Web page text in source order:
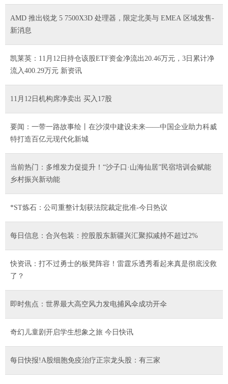
AMD 推出锐龙 5 7500X3D 处理器，限定北美与 EMEA 区域发售-
新消息
凯莱英：11月12日持仓该股ETF资金净流出20.46万元，3日累计净
流入400.29万元 新资讯
11月12日机构席净卖出 买入17股
要闻：一带一路故事绘丨在沙漠中建设未来——中国企业助力科威
特打造百亿元现代化新城
当前热门：多维发力促提升！“沙子口·山海仙居”民宿培训会赋能
乡村振兴新动能
*ST炼石：公司重整计划获法院裁定批准-今日热议
每日信息：合兴包装：控股股东新疆兴汇聚拟减持不超过2%
快资讯：打不过勇士的板凳阵容！雷霆乐透秀看起来真是彻底没救
了？
即时焦点：世界最大高空风力发电捕风伞成功开伞
奇幻儿童剧开启学生想象之旅 今日快讯
每日快报!A股细胞免疫治疗正宗龙头股：有三家